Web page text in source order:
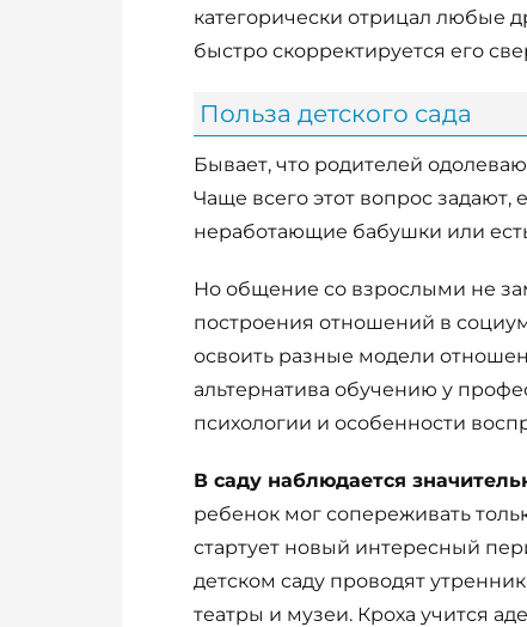
категорически отрицал любые
быстро скорректируется его
Польза детского сада
Бывает, что родителей
Чаще всего этот вопрос задают,
неработающие бабушки или
Но общение со взрослыми не
построения отношений в
освоить разные модели
альтернатива обучению у
психологии и особенности
В саду наблюдается
ребенок мог сопереживать
стартует новый интересный
детском саду проводят
театры и музеи. Кроха учится